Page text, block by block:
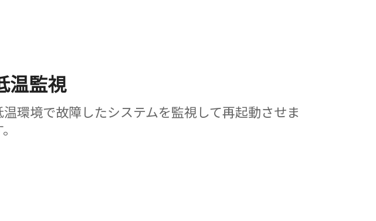
温監視
温環境で故障したシステムを監視して再起動させま